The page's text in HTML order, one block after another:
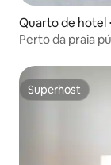
Quarto de hotel
Perto da praia
Superhost
Superhost